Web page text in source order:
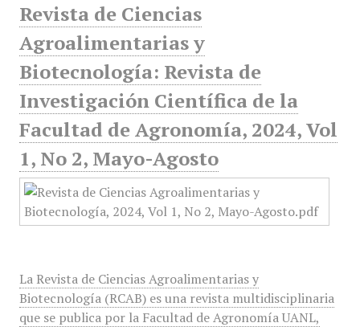
Revista de Ciencias
Agroalimentarias y
Biotecnología: Revista de
Investigación Científica de la
Facultad de Agronomía, 2024, Vol
1, No 2, Mayo-Agosto
La Revista de Ciencias Agroalimentarias y
Biotecnología (RCAB) es una revista multidisciplinaria
que se publica por la Facultad de Agronomía UANL,